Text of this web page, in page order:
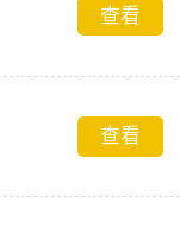
查看
查看